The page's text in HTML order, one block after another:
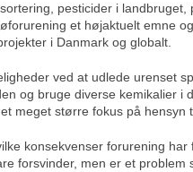
pesticider i landbruget,
et højaktuelt emne
i Danmark og globalt.
ved at udlede urenset
og bruge diverse kemikalier i
meget større fokus på hensyn
konsekvenser forurening har
forsvinder, men er et problem